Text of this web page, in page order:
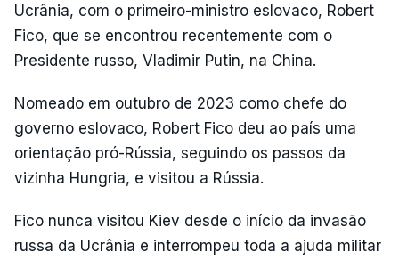
Ucrânia, com o primeiro-ministro eslovaco, Robert
Fico, que se encontrou recentemente com o
Presidente russo, Vladimir Putin, na China.
Nomeado em outubro de 2023 como chefe do
governo eslovaco, Robert Fico deu ao país uma
orientação pró-Rússia, seguindo os passos da
vizinha Hungria, e visitou a Rússia.
Fico nunca visitou Kiev desde o início da invasão
russa da Ucrânia e interrompeu toda a ajuda militar